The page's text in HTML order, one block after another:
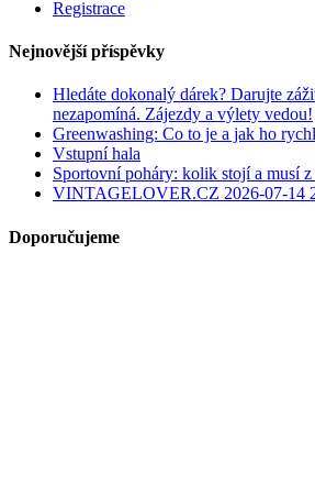
Registrace
Nejnovější příspěvky
Hledáte dokonalý dárek? Darujte
nezapomíná. Zájezdy a výlety vedou!
Greenwashing: Co to je a jak ho
Vstupní hala
Sportovní poháry: kolik stojí a musí
VINTAGELOVER.CZ 2026-07-14
Doporučujeme